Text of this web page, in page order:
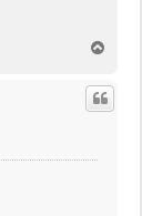
h
o